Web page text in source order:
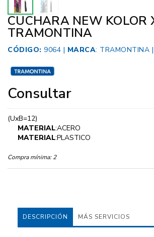
CUCHARA NEW KOLOR
TRAMONTINA
CÓDIGO: 9064 | MARCA: TRAMONTINA |
Consultar
(UxB=12)
MATERIAL:ACERO
MATERIAL:PLASTICO
Compra mínima: 2
DESCRIPCIÓN MÁS SERVICIOS